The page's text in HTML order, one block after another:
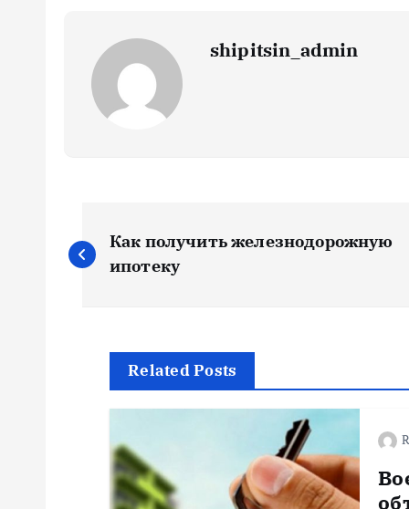
shipitsin_admin
Н
а
Как получить железнодорожную
ипотеку
Related Posts